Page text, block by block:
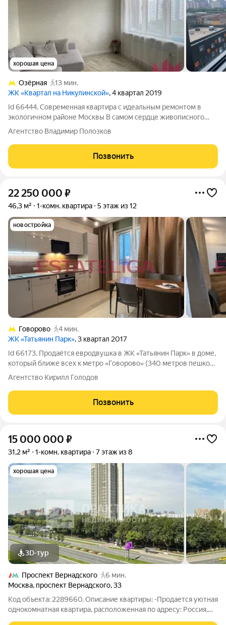
хорошая цена
Озёрная
13 мин.
ЖК «Квартал на Никулинской», 4 квартал 2019
Id 66444. Современная квартира с идеальным ремонтом в
экологичном районе Москвы В самом сердце живописного
района Тропарево-Никулино, в доме 2021 года постройки,
расположена квартира, которая с первого взгляда покоряет
своей продуманностью и
Агентство Владимир Полозков
Позвонить
22 250 000 ₽
46,3 м² 1-комн. квартира 5 этаж из 12
новостройка
Говорово
4 мин.
ЖК «Татьянин Парк», 3 квартал 2017
Id 66173. Продаётся евродвушка в ЖК «Татьянин Парк» в доме,
который ближе всех к метро «Говорово» (340 метров пешком)
и к пруду (130 метров). Из окон открывается спокойный вид на
воду. Квартира имеет общую площадь 46,3 м без учёта
Агентство Кирилл Голодов
Позвонить
15 000 000 ₽
31,2 м² 1-комн. квартира 7 этаж из 8
хорошая цена
3D-тур
Проспект Вернадского
6 мин.
Москва, проспект Вернадского,33
Код объекта: 2289660. Описание квартиры: -Продается уютная
однокомнатная квартира, расположенная по адресу: Россия,